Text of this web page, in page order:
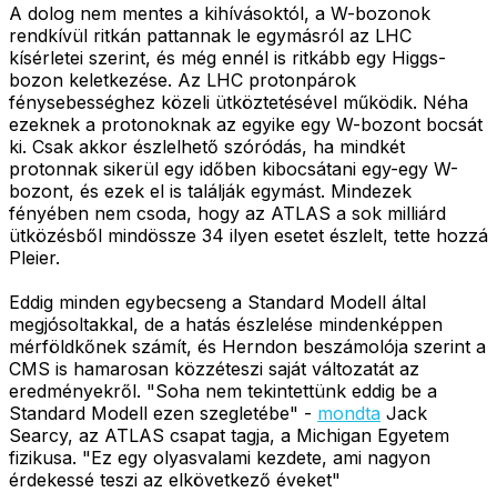
A dolog nem mentes a kihívásoktól, a W-bozonok
rendkívül ritkán pattannak le egymásról az LHC
kísérletei szerint, és még ennél is ritkább egy Higgs-
bozon keletkezése. Az LHC protonpárok
fénysebességhez közeli ütköztetésével működik. Néha
ezeknek a protonoknak az egyike egy W-bozont bocsát
ki. Csak akkor észlelhető szóródás, ha mindkét
protonnak sikerül egy időben kibocsátani egy-egy W-
bozont, és ezek el is találják egymást. Mindezek
fényében nem csoda, hogy az ATLAS a sok milliárd
ütközésből mindössze 34 ilyen esetet észlelt, tette hozzá
Pleier.
Eddig minden egybecseng a Standard Modell által
megjósoltakkal, de a hatás észlelése mindenképpen
mérföldkőnek számít, és Herndon beszámolója szerint a
CMS is hamarosan közzéteszi saját változatát az
eredményekről. "Soha nem tekintettünk eddig be a
Standard Modell ezen szegletébe" - mondta Jack
Searcy, az ATLAS csapat tagja, a Michigan Egyetem
fizikusa. "Ez egy olyasvalami kezdete, ami nagyon
érdekessé teszi az elkövetkező éveket"